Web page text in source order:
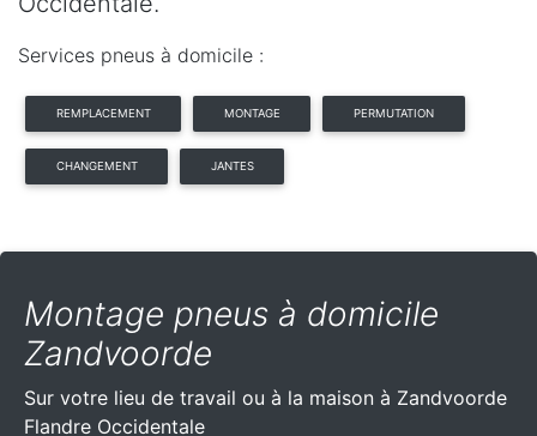
Services pneus à domicile :
REMPLACEMENT MONTAGE PERMUTATION
CHANGEMENT JANTES
Montage pneus à domicile
Zandvoorde
Sur votre lieu de travail ou à la maison à Zandvoorde
Flandre Occidentale